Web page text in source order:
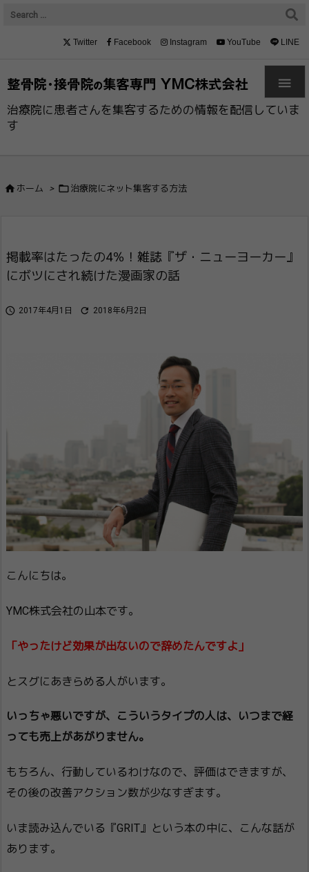
治療院に患者さんを集客するための情報を配信していま
す

Twitter Facebook Instagram YouTube LINE
 ホーム >  治療院にネット集客する方法
掲載率はたったの4％！雑誌『ザ・ニューヨ​ーカー』
にボツにされ続けた漫画家の話
 2017年4月1日  2018年6月2日
こんにちは。
YMC株式会社の山本です。
「やったけど効果が出ないので辞めたんですよ」
とスグにあきらめる人がいます。
いっちゃ悪いですが、こういうタイプの人は、いつまで経
っても売上があがりません。
もちろん、行動しているわけなので、評価はできますが、
その後の改善アクション数が少なすぎます。
いま読み込んでいる『GRIT』という本の中に、こんな話が
あります。